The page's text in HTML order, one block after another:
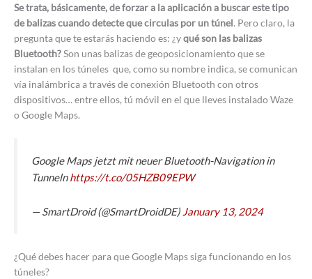
Se trata, básicamente, de forzar a la aplicación a buscar este tipo
de balizas cuando detecte que circulas por un túnel. Pero claro, la
pregunta que te estarás haciendo es: ¿yqué son las balizas
Bluetooth?Son unas balizas de geoposicionamiento que se
instalan en los túneles que, como su nombre indica, se comunican
vía inalámbrica a través de conexión Bluetooth con otros
dispositivos… entre ellos, tú móvil en el que lleves instalado Waze
o Google Maps.
Google Maps jetzt mit neuer Bluetooth-Navigation in
Tunnelnhttps://t.co/05HZB09EPW
— SmartDroid (@SmartDroidDE) January 13, 2024
¿Qué debes hacer para que Google Maps siga funcionando en los
túneles?